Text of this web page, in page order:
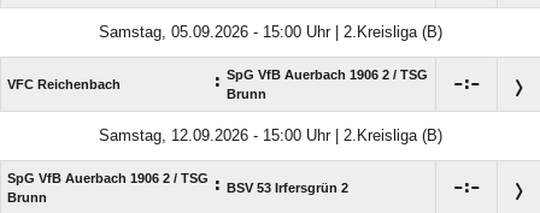
Samstag, 05.09.2026 - 15:00 Uhr | 2.Kreisliga (B)
VFC Reichenbach : SpG VfB Auerbach 1906 2 /​ TSG
Brunn
:
Samstag, 12.09.2026 - 15:00 Uhr | 2.Kreisliga (B)
SpG VfB Auerbach 1906 2 /​ TSG
Brunn
: BSV 53 Irfersgrün 2 :